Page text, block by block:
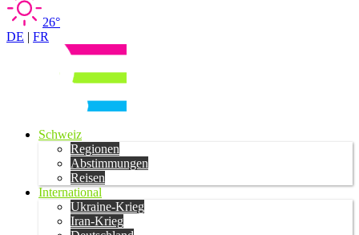
26°
DE | FR
Schweiz
Regionen
Abstimmungen
Reisen
International
Ukraine-Krieg
Iran-Krieg